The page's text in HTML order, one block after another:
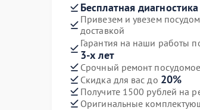
Бесплатная диагностика
Привезем и увезем
доставкой
Гарантия на наши работы
3-х лет
Срочный ремонт
Скидка для вас до 20%
Получите 1500 рублей на
Оригинальные